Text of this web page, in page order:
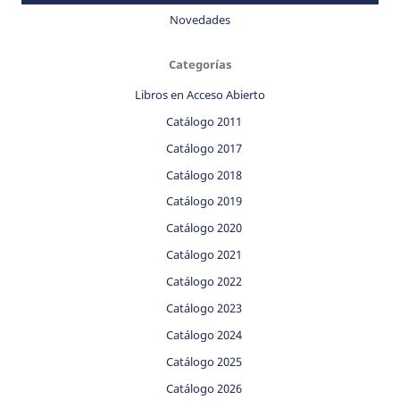
Novedades
Categorías
Libros en Acceso Abierto
Catálogo 2011
Catálogo 2017
Catálogo 2018
Catálogo 2019
Catálogo 2020
Catálogo 2021
Catálogo 2022
Catálogo 2023
Catálogo 2024
Catálogo 2025
Catálogo 2026